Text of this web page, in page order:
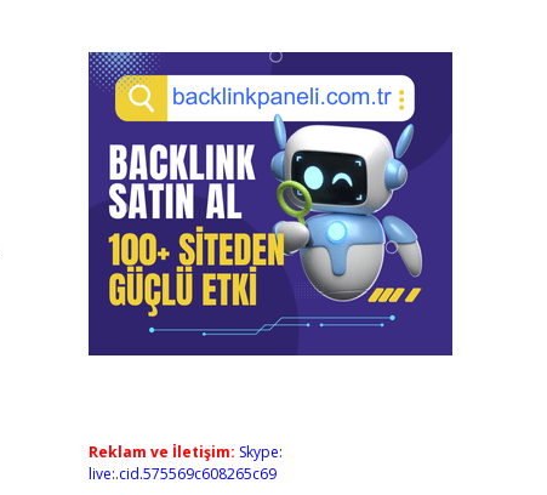
Reklam ve İletişim: Skype:
live:.cid.575569c608265c69